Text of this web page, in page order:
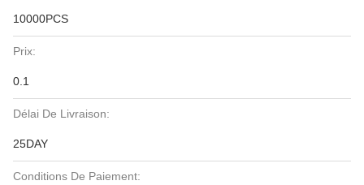
10000PCS
Prix:
0.1
Délai De Livraison:
25DAY
Conditions De Paiement: